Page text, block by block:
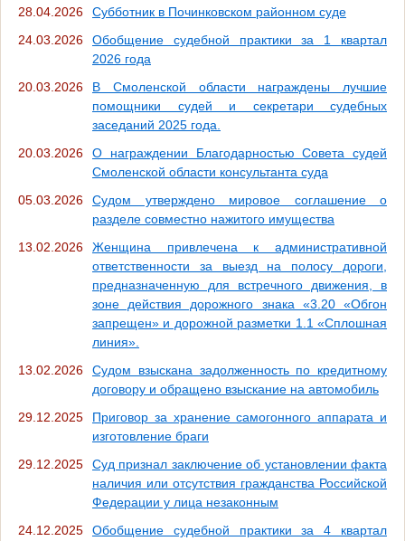
28.04.2026
Субботник в Починковском районном суде
24.03.2026
Обобщение судебной практики за 1 квартал
2026 года
20.03.2026
В Смоленской области награждены лучшие
помощники судей и секретари судебных
заседаний 2025 года.
20.03.2026
О награждении Благодарностью Совета судей
Смоленской области консультанта суда
05.03.2026
Судом утверждено мировое соглашение о
разделе совместно нажитого имущества
13.02.2026
Женщина привлечена к административной
ответственности за выезд на полосу дороги,
предназначенную для встречного движения, в
зоне действия дорожного знака «3.20 «Обгон
запрещен» и дорожной разметки 1.1 «Сплошная
линия».
13.02.2026
Судом взыскана задолженность по кредитному
договору и обращено взыскание на автомобиль
29.12.2025
Приговор за хранение самогонного аппарата и
изготовление браги
29.12.2025
Суд признал заключение об установлении факта
наличия или отсутствия гражданства Российской
Федерации у лица незаконным
24.12.2025
Обобщение судебной практики за 4 квартал